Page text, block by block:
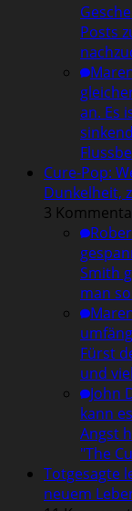
Posts
an. Es
Cure-Pop:
Dunkelheit,
3
Smith
man
Fürst
und
John
kann
Angst
"The
Totgesagte
neuem